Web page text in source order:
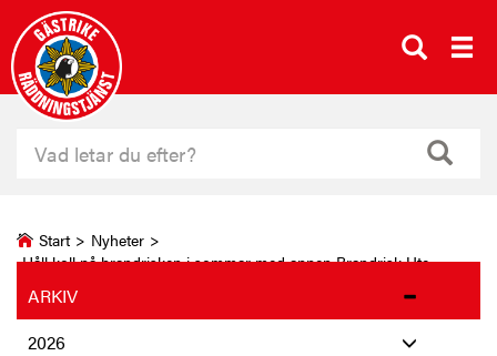
Start > Nyheter >
Håll koll på brandrisken i sommar med appen Brandrisk Ute
ARKIV
2026